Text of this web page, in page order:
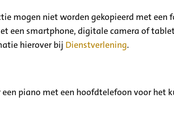
mogen niet worden gekopieerd met
een smartphone, digitale camera of
hierover bij Dienstverlening.
piano met een hoofdtelefoon voor